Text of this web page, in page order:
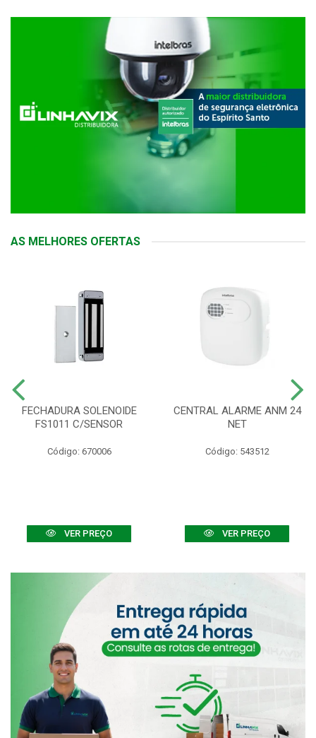
AS MELHORES OFERTAS
FECHADURA SOLENOIDE
FS1011 C/SENSOR
Código: 670006
VER PREÇO
CENTRAL ALARME ANM 24
NET
Código: 543512
VER PREÇO